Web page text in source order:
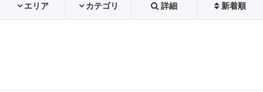
エリア カテゴリ 詳細 新着順